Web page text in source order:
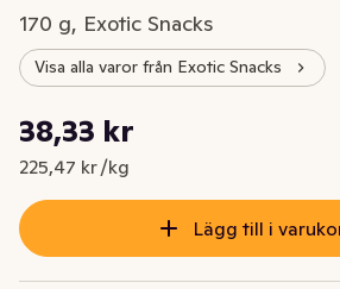
170 g, Exotic Snacks
Visa alla varor från Exotic Snacks
Nuvarande pris är: 38,33 kr
38,33 kr
225,47 kr /kg
Styckpris: 225,47 kr /kg
Lägg till i